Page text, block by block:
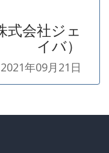
会社ジェ
イバ）
年09月21日